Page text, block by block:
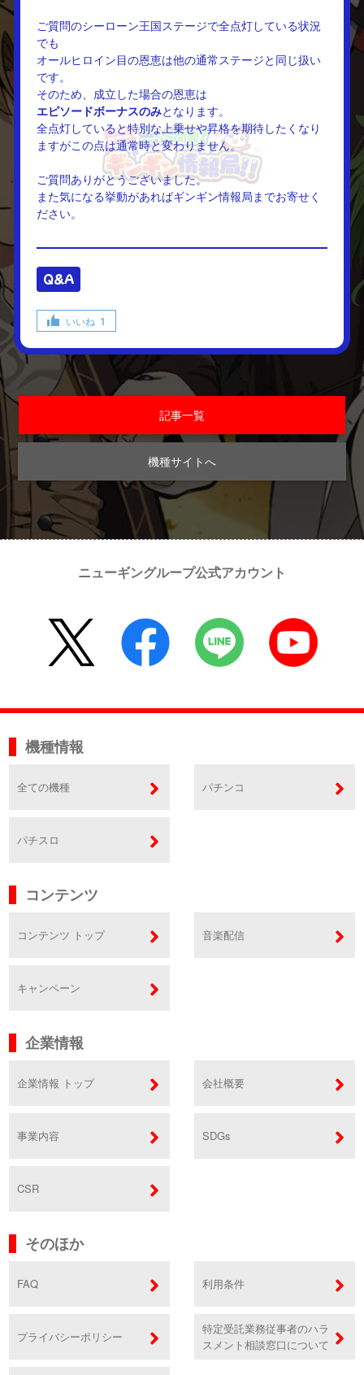
ご質問のシーローン王国ステージで全点灯している状況
でも
オールヒロイン目の恩恵は他の通常ステージと同じ扱い
です。
そのため、成立した場合の恩恵は
エピソードボーナスのみとなります。
全点灯していると特別な上乗せや昇格を期待したくなり
ますがこの点は通常時と変わりません。
ご質問ありがとうございました。
また気になる挙動があればギンギン情報局までお寄せく
ださい。
Q&A
いいね 1
記事一覧
機種サイトへ
ニューギングループ公式アカウント
機種情報
全ての機種 パチンコ
パチスロ
コンテンツ
コンテンツ トップ 音楽配信
キャンペーン
企業情報
企業情報 トップ 会社概要
事業内容 SDGs
CSR
そのほか
FAQ 利用条件
プライバシーポリシー
特定受託業務従事者のハラ
スメント相談窓口について